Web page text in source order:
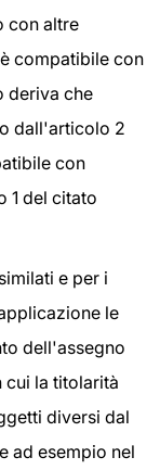
con altre
compatibile con
deriva che
dall'articolo 2
con
1 del citato
e per i
le
dell'assegno
cui la titolarità
diversi dal
ad esempio nel